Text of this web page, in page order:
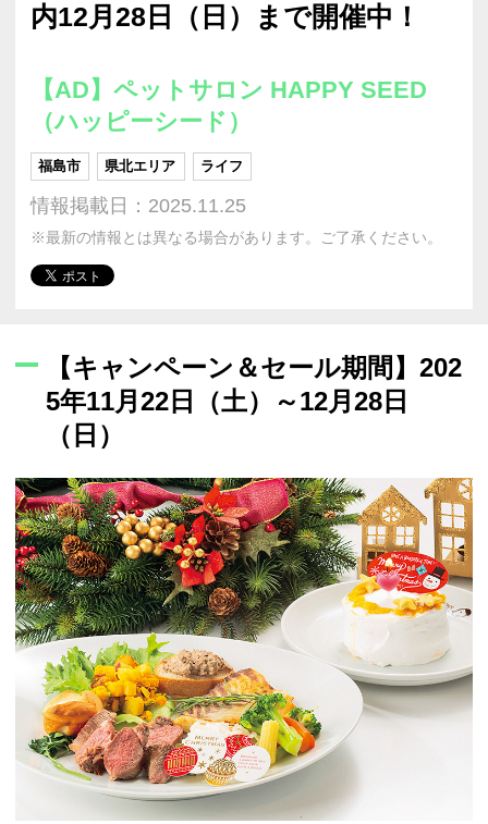
内12月28日（日）まで開催中！
【AD】ペットサロン HAPPY SEED
（ハッピーシード）
福島市 県北エリア ライフ
情報掲載日：2025.11.25
※最新の情報とは異なる場合があります。ご了承ください。
【キャンペーン＆セール期間】202
5年11月22日（土）～12月28日
（日）